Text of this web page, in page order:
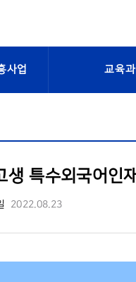
사업 교육
생 특수외국어인
2022.08.23